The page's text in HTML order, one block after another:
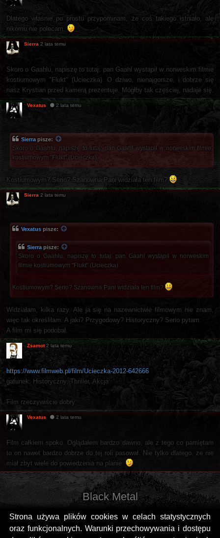
Strona używa plików cookies w celach statystycznych
oraz funkcjonalnych. Warunki przechowywania i dostępu
Dlatego właśnie po prostu przypominam, że coś takiego istniało, ale
nikomu nie polecam.
Sierra 2 lata temu
Skoro o Gaahlu, napiszę to tutaj: pan Gaahl wystąpił w norweskim filmie
kostiumowym "Flukt" (Ucieczka). O dziwo, nienajgorsze, i dobrze się
nasz Krystian przed kamerą prezentuje. Mógłby tak częściej, nadaje się.
Vexatus 2 lata temu
Sierrapisze:
Skoro o Gaahlu, napiszę to tutaj: pan Gaahl wystąpił w norweskim filmie
kostiumowym "Flukt" (Ucieczka).
Kostiumowym? Serio? Szanowna Pani widziała ten film?
Sierra 2 lata temu
Vexatus pisze:
Sierrapisze:
Skoro o Gaahlu, napiszę to tutaj: pan Gaahl wystąpił w norweskim
filmie kostiumowym "Flukt" (Ucieczka).
Kostiumowym? Serio? Szanowna Pani widziała ten film?
Widziałam, kilka razy. Ale ja się na nazewnictwie filmowym nie znam,
więc tak określiłam. A jaki? Przygodowy? Historyczny? Serio pytam.
A film mi się podobał.
Zsamot 2 lata temu
https://www.filmweb.pl/film/Ucieczka-2012-642666
gatunek: Historyczny, Thriller, Akcja
Film rzeczywiście dobry.
Vexatus 2 lata temu
Film całkiem spoko. Oglądałem bardzo dawno, ale z tego co pamiętam
to on nawet bardzo dobrze do tej roli pasował. Nie tylko dlatego, że nie
miał zbyt wiele do powiedzenia na planie.
Black Metal